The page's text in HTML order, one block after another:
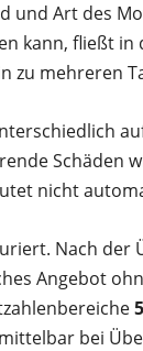
und Art des
kann, fließt
zu mehreren
Schäden
nicht
Nach
Angebot
bei